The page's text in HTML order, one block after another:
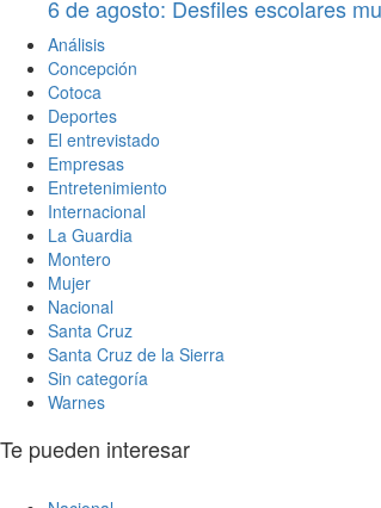
6 de agosto: Desfiles escolares
Análisis
Concepción
Cotoca
Deportes
El entrevistado
Empresas
Entretenimiento
Internacional
La Guardia
Montero
Mujer
Nacional
Santa Cruz
Santa Cruz de la Sierra
Sin categoría
Warnes
Te pueden interesar